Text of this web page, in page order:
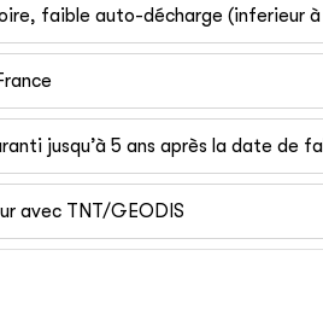
faible auto-décharge (inferieur à
jusqu’à 5 ans après la date de
avec TNT/GEODIS